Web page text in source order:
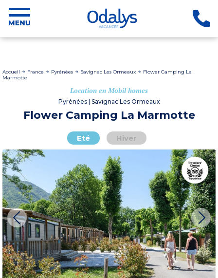
Accueil France Pyrénées Savignac Les Ormeaux
Flower Camping La
Marmotte
Location en Mobil homes
Pyrénées | Savignac Les Ormeaux
Flower Camping La Marmotte
Eté Hiver